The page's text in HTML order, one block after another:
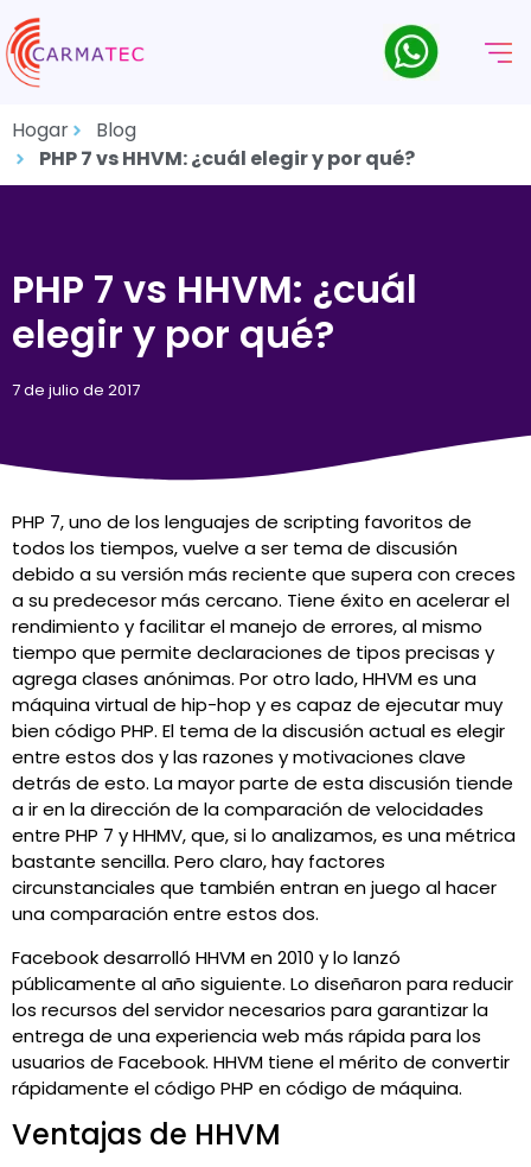
Hogar
Blog
PHP 7 vs HHVM: ¿cuál elegir y por qué?
PHP 7 vs HHVM: ¿cuál
elegir y por qué?
7 de julio de 2017
PHP 7, uno de los lenguajes de scripting favoritos de
todos los tiempos, vuelve a ser tema de discusión
debido a su versión más reciente que supera con creces
a su predecesor más cercano. Tiene éxito en acelerar el
rendimiento y facilitar el manejo de errores, al mismo
tiempo que permite declaraciones de tipos precisas y
agrega clases anónimas. Por otro lado, HHVM es una
máquina virtual de hip-hop y es capaz de ejecutar muy
bien código PHP. El tema de la discusión actual es elegir
entre estos dos y las razones y motivaciones clave
detrás de esto. La mayor parte de esta discusión tiende
a ir en la dirección de la comparación de velocidades
entre PHP 7 y HHMV, que, si lo analizamos, es una métrica
bastante sencilla. Pero claro, hay factores
circunstanciales que también entran en juego al hacer
una comparación entre estos dos.
Facebook desarrolló HHVM en 2010 y lo lanzó
públicamente al año siguiente. Lo diseñaron para reducir
los recursos del servidor necesarios para garantizar la
entrega de una experiencia web más rápida para los
usuarios de Facebook. HHVM tiene el mérito de convertir
rápidamente el código PHP en código de máquina.
Ventajas de HHVM